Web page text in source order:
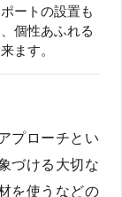
ートの設置も
個性あふれる
ます。
プローチとい
づける大切な
を使うなどの